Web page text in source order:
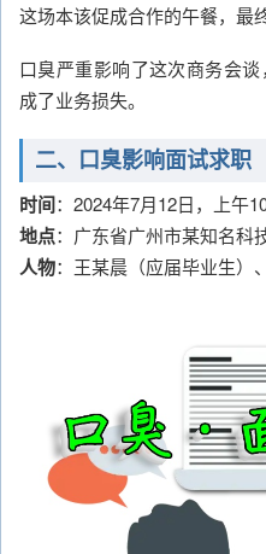
这场本该促成合作的午餐，最
口臭严重影响了这次商务会
成了业务损失。
二、口臭影响面试求职
时间：2024年7月12日，上午10
地点：广东省广州市某知名科
人物：王某晨（应届毕业生）